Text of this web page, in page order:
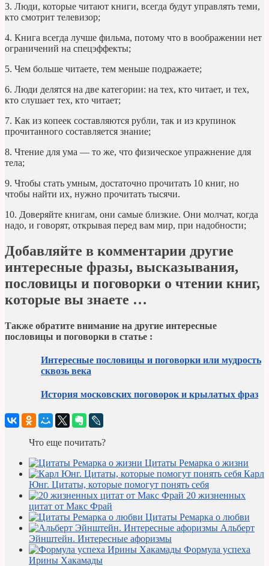
3. Люди, которые читают книги, всегда будут управлять теми,
кто смотрит телевизор;
4. Книга всегда лучше фильма, потому что в воображении нет
ограничений на спецэффекты;
5. Чем больше читаете, тем меньше подражаете;
6. Люди делятся на две категории: на тех, кто читает, и тех,
кто слушает тех, кто читает;
7. Как из копеек составляются рубли, так и из крупинок
прочитанного составляется знание;
8. Чтение для ума — то же, что физическое упражнение для
тела;
9. Чтобы стать умным, достаточно прочитать 10 книг, но
чтобы найти их, нужно прочитать тысячи.
10. Доверяйте книгам, они самые близкие. Они молчат, когда
надо, и говорят, открывая перед вам мир, при надобности;
Добавляйте в комментарии другие
интересные фразы, высказывания,
пословицы и поговорки о чтении книг,
которые вы знаете …
Также обратите внимание на другие интересные
пословицы и поговорки в статье :
Интересные пословицы и поговорки или мудрость
сквозь века
История московских поговорок и крылатых фраз
Что еще почитать?
Цитаты Ремарка о жизни
Карл
Юнг. Цитаты, которые помогут понять себя
20 жизненных
цитат от Макс Фрай
Цитаты Ремарка о любви
Альберт
Эйнштейн. Интересные афоризмы
Формула успеха
Ирины Хакамады